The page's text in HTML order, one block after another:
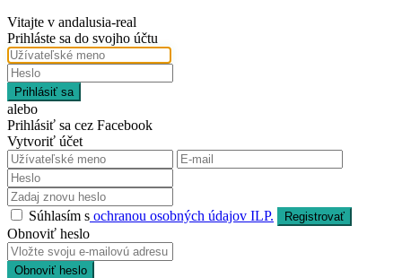
Vitajte v andalusia-real
Prihláste sa do svojho účtu
Prihlásiť sa
alebo
Prihlásiť sa cez Facebook
Vytvoriť účet
Súhlasím s ochranou osobných údajov ILP. Registrovať
Obnoviť heslo
Obnoviť heslo